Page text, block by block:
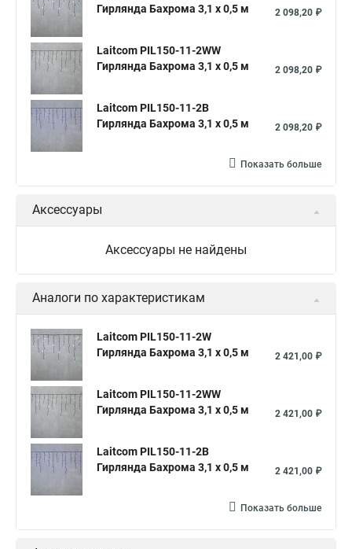
Гирлянда Бахрома 3,1 x 0,5 м
2 098,20 ₽
Laitcom PIL150-11-2WW
Гирлянда Бахрома 3,1 x 0,5 м
2 098,20 ₽
Laitcom PIL150-11-2B
Гирлянда Бахрома 3,1 x 0,5 м
2 098,20 ₽
Показать больше
Аксессуары
Аксессуары не найдены
Аналоги по характеристикам
Laitcom PIL150-11-2W
Гирлянда Бахрома 3,1 x 0,5 м
2 421,00 ₽
Laitcom PIL150-11-2WW
Гирлянда Бахрома 3,1 x 0,5 м
2 421,00 ₽
Laitcom PIL150-11-2B
Гирлянда Бахрома 3,1 x 0,5 м
2 421,00 ₽
Показать больше